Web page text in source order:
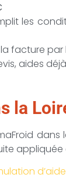
les
facture par
aides
la